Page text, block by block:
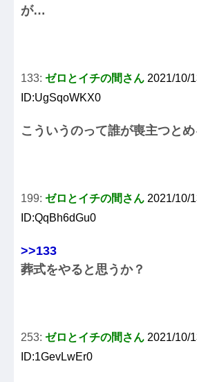
が…
133: ゼロとイチの間さん 2021/10/
ID:UgSqoWKX0
こういうのって誰が喪主つとめ
199: ゼロとイチの間さん 2021/10/
ID:QqBh6dGu0
>>133
葬式をやると思うか？
253: ゼロとイチの間さん 2021/10/
ID:1GevLwEr0